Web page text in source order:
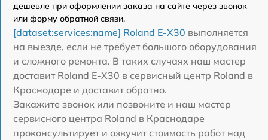
дешевле при оформлении заказа на сайте через звонок
или форму обратной связи.
[dataset:services:name] Roland E-X30 выполняется
на выезде, если не требует большого оборудования
и сложного ремонта. В таких случаях наш мастер
доставит Roland E-X30 в сервисный центр Roland в
Краснодаре и доставит обратно.
Закажите звонок или позвоните и наш мастер
сервисного центра Roland в Краснодаре
проконсультирует и озвучит стоимость работ над